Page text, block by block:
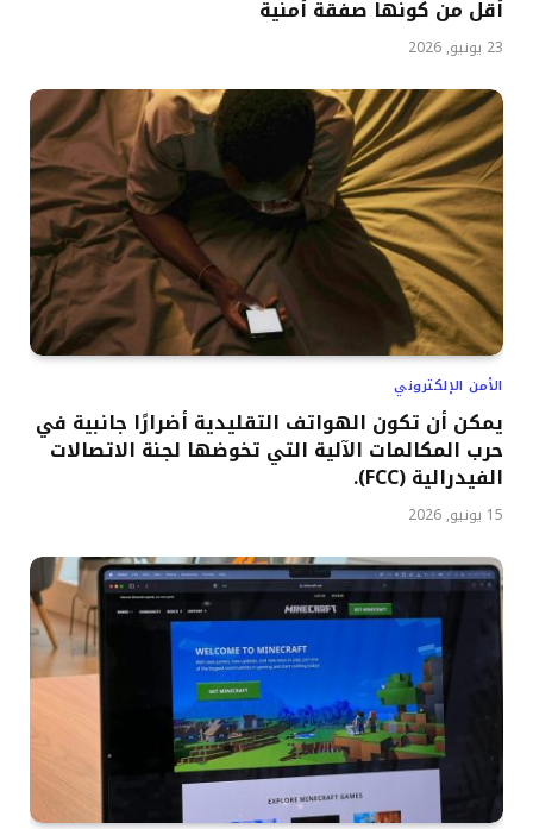
أقل من كونها صفقة أمنية
23 يونيو, 2026
الأمن الإلكتروني
يمكن أن تكون الهواتف التقليدية أضرارًا جانبية في
حرب المكالمات الآلية التي تخوضها لجنة الاتصالات
الفيدرالية (FCC).
15 يونيو, 2026